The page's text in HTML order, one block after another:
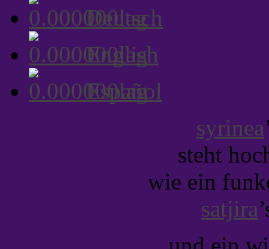
Deutsch
English
Español
syrinea
steht
wie ein
satjira